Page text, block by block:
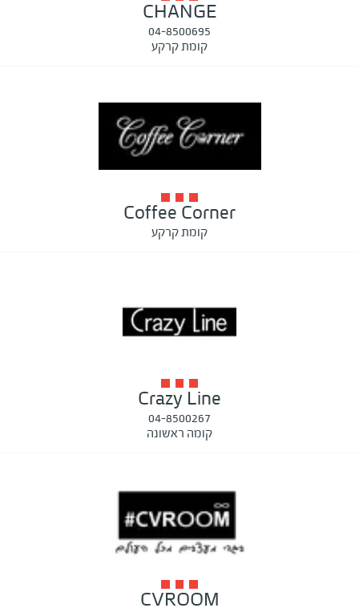
CHANGE
04-8500695
קומת קרקע
Coffee Corner
קומת קרקע
Crazy Line
04-8500267
קומה ראשונה
CVROOM